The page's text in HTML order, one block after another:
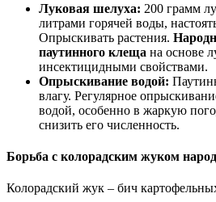
Луковая шелуха: 200 грамм
литрами горячей воды,
Опрыскивать растения.
паутинного клеща на основе
инсектицидными свойствами.
Опрыскивание водой:
влагу. Регулярное
водой, особенно в жаркую
снизить его численность.
Борьба с колорадским жуком
Колорадский жук – бич